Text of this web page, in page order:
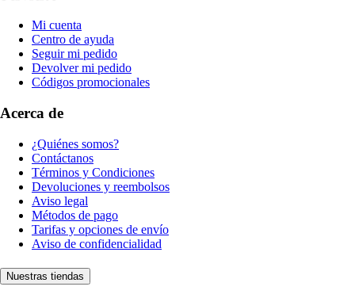
Mi cuenta
Centro de ayuda
Seguir mi pedido
Devolver mi pedido
Códigos promocionales
Acerca de
¿Quiénes somos?
Contáctanos
Términos y Condiciones
Devoluciones y reembolsos
Aviso legal
Métodos de pago
Tarifas y opciones de envío
Aviso de confidencialidad
Nuestras tiendas